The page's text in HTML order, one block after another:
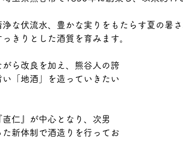
な伏流水、豊かな実りをもたらす夏の暑
きりとした酒質を育みます。
ら改良を加え、熊谷人の誇
い「地酒」を造っていきたい
仁』が中心となり、次男
た新体制で酒造りを行ってお